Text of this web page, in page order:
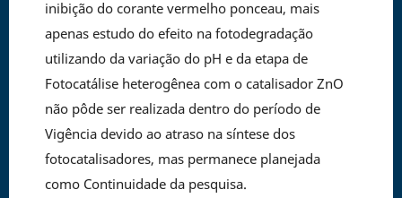
inibição do corante vermelho ponceau, mais
apenas estudo do efeito na fotodegradação
utilizando da variação do pH e da etapa de
Fotocatálise heterogênea com o catalisador ZnO
não pôde ser realizada dentro do período de
Vigência devido ao atraso na síntese dos
fotocatalisadores, mas permanece planejada
como Continuidade da pesquisa.